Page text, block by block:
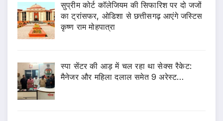
सुप्रीम कोर्ट कॉलेजियम की सिफारिश पर दो जजों
का ट्रांसफर, ओडिशा से छत्तीसगढ़ आएंगे जस्टिस
कृष्ण राम मोहपात्रा
स्पा सेंटर की आड़ में चल रहा था सेक्स रैकेट:
मैनेजर और महिला दलाल समेत 9 अरेस्ट…